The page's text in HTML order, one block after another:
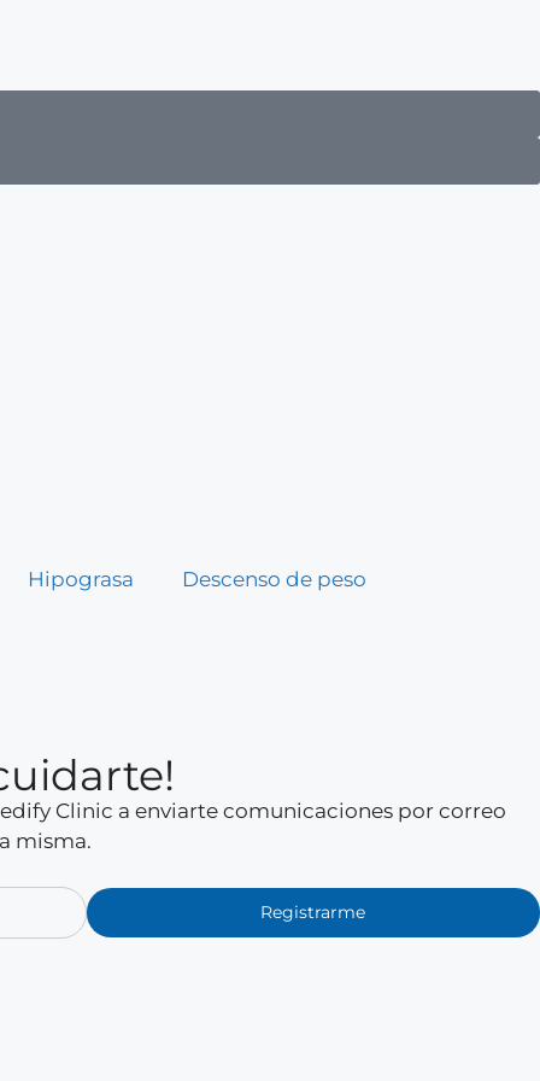
Hipograsa Descenso de peso
Clinic a enviarte comunicaciones por correo
misma.
Registrarme